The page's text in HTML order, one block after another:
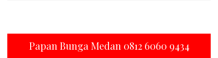
Papan Bunga Medan 0812 6060 9434